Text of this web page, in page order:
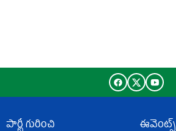
పార్టీ గురించి
ఈవెంట్స్